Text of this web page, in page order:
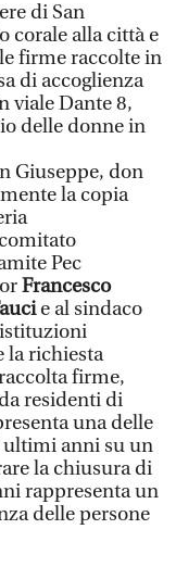
di San
corale alla città e
firme raccolte in
di accoglienza
viale Dante 8,
delle donne in
Giuseppe, don
la copia
Pec
Francesco
e al sindaco
la richiesta
firme,
residenti di
una delle
anni su un
la chiusura di
rappresenta un
delle persone